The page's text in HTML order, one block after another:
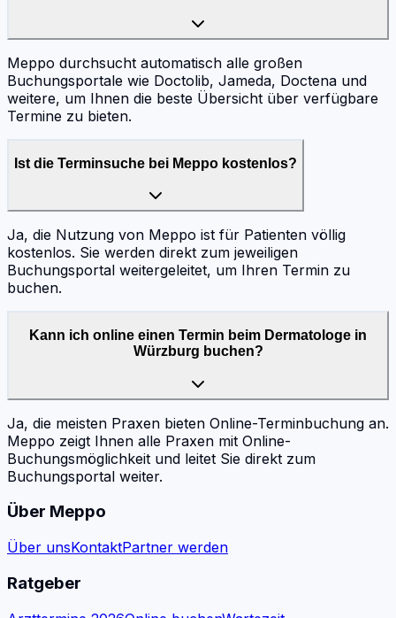
Meppo durchsucht automatisch alle großen
Buchungsportale wie Doctolib, Jameda, Doctena und
weitere, um Ihnen die beste Übersicht über verfügbare
Termine zu bieten.
Ist die Terminsuche bei Meppo kostenlos?
Ja, die Nutzung von Meppo ist für Patienten völlig
kostenlos. Sie werden direkt zum jeweiligen
Buchungsportal weitergeleitet, um Ihren Termin zu
buchen.
Kann ich online einen Termin beim Dermatologe in
Würzburg buchen?
Ja, die meisten Praxen bieten Online-Terminbuchung an.
Meppo zeigt Ihnen alle Praxen mit Online-
Buchungsmöglichkeit und leitet Sie direkt zum
Buchungsportal weiter.
Über Meppo
Über unsKontaktPartner werden
Ratgeber